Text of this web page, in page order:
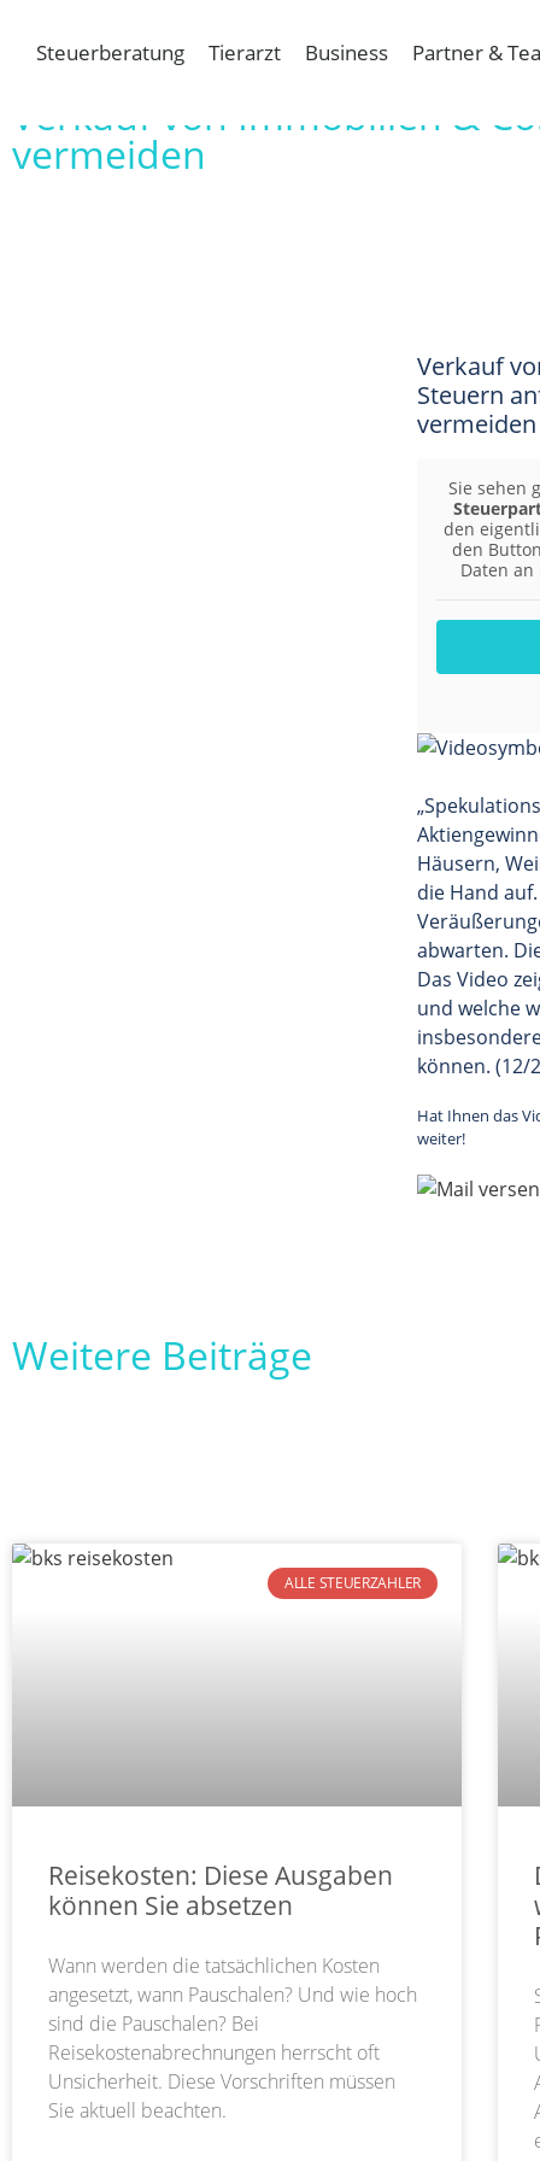
Steuerberatung Tierarzt Business Partner &
Verkauf von Immobilien &
vermeiden
Verkauf
Steuern
vermeiden
Sie sehen
den
den
Daten
Häusern,
die Hand
abwarten.
Das Video
und welche
können. (12/
Hat Ihnen das
weiter!
Weitere Beiträge
ALLE STEUERZAHLER
Reisekosten: Diese Ausgaben
können Sie absetzen
Wann werden die tatsächlichen Kosten
angesetzt, wann Pauschalen? Und wie hoch
sind die Pauschalen? Bei
Reisekostenabrechnungen herrscht oft
Unsicherheit. Diese Vorschriften müssen
Sie aktuell beachten.